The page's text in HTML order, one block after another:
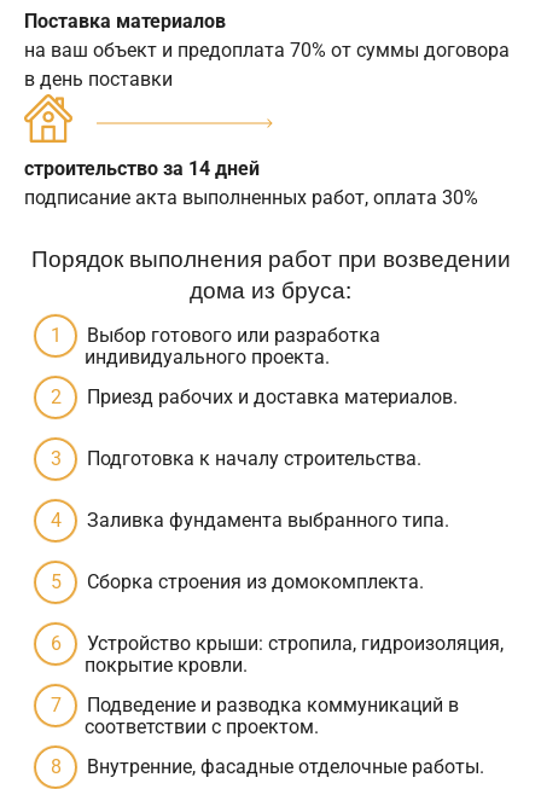
Поставка материалов
на ваш объект и предоплата 70% от суммы договора
в день поставки
строительство за 14 дней
подписание акта выполненных работ, оплата 30%
Порядок выполнения работ при возведении
дома из бруса:
Выбор готового или разработка
индивидуального проекта.
Приезд рабочих и доставка материалов.
Подготовка к началу строительства.
Заливка фундамента выбранного типа.
Сборка строения из домокомплекта.
Устройство крыши: стропила, гидроизоляция,
покрытие кровли.
Подведение и разводка коммуникаций в
соответствии с проектом.
Внутренние, фасадные отделочные работы.